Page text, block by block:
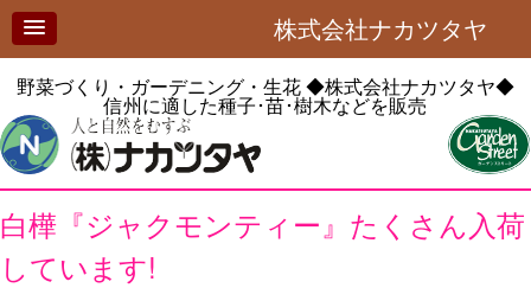
株式会社ナカツタヤ
野菜づくり・ガーデニング・生花◆株式会社ナカツタヤ◆
信州に適した種子･苗･樹木などを販売
白樺『ジャクモンティー』たくさん入荷
しています!